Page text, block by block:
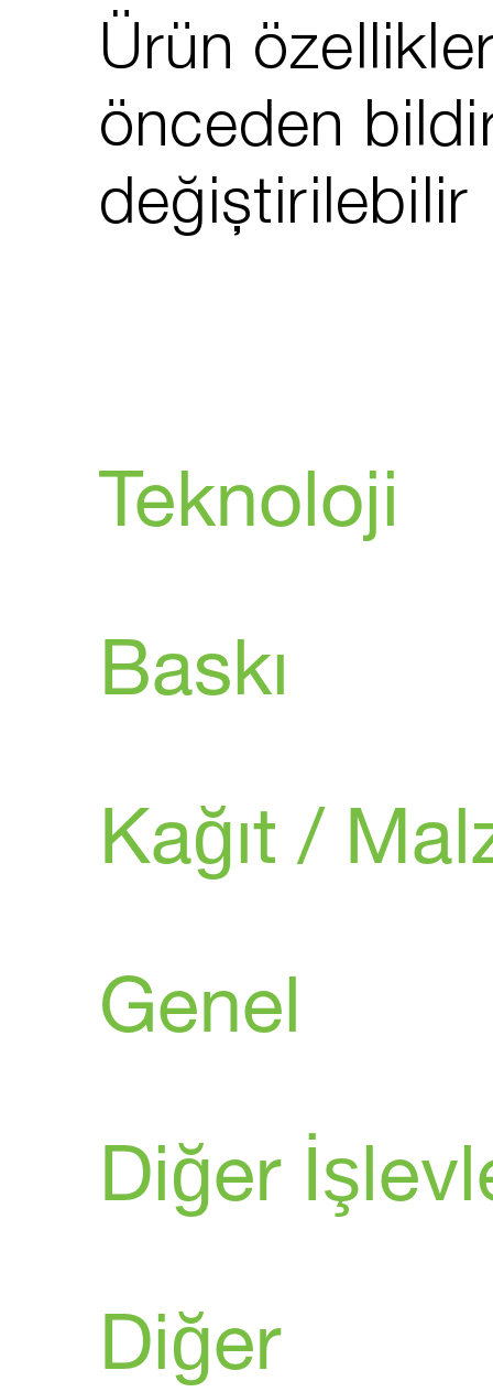
Ürün
önceden
değiştirilebilir
Teknoloji
Baskı
Kağıt /
Genel
Diğer
Diğer